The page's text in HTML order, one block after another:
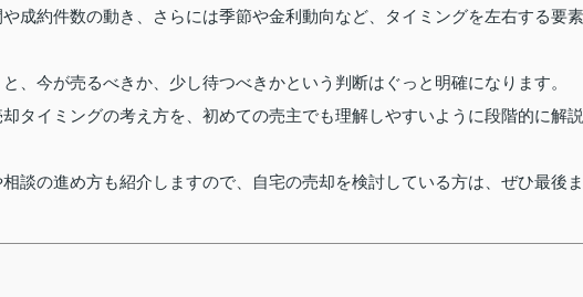
成約件数の動き、さらには季節や金利動向など、タイミングを左右する要素
、今が売るべきか、少し待つべきかという判断はぐっと明確になります。
タイミングの考え方を、初めての売主でも理解しやすいように段階的に解説
談の進め方も紹介しますので、自宅の売却を検討している方は、ぜひ最後ま